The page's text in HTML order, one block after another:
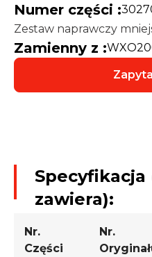
Numer części :
Zestaw naprawczy
Zamienny z :
Specyfikacja
zawiera):
Nr.
Części
Nr.